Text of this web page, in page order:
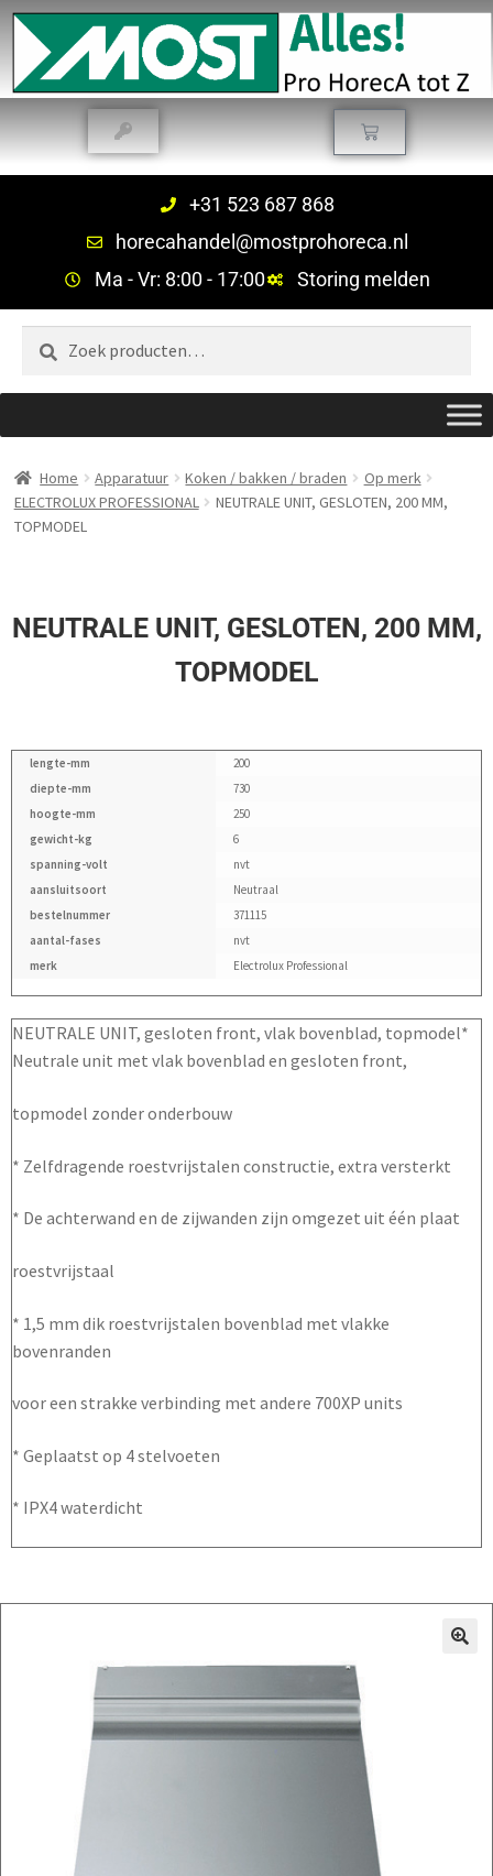
+31 523 687 868
horecahandel@mostprohoreca.nl
Ma - Vr: 8:00 - 17:00
Storing melden
Zoeken
Home Apparatuur Koken / bakken / braden
Op merk
ELECTROLUX PROFESSIONAL
NEUTRALE UNIT, GESLOTEN, 200 MM,
TOPMODEL
NEUTRALE UNIT, GESLOTEN, 200 MM,
TOPMODEL
lengte-mm
200
diepte-mm
730
hoogte-mm
250
gewicht-kg
6
spanning-volt
nvt
aansluitsoort
Neutraal
bestelnummer
371115
aantal-fases
nvt
merk
Electrolux Professional
NEUTRALE UNIT, gesloten front, vlak bovenblad, topmodel*
Neutrale unit met vlak bovenblad en gesloten front,
topmodel zonder onderbouw
* Zelfdragende roestvrijstalen constructie, extra versterkt
* De achterwand en de zijwanden zijn omgezet uit één plaat
roestvrijstaal
* 1,5 mm dik roestvrijstalen bovenblad met vlakke
bovenranden
voor een strakke verbinding met andere 700XP units
* Geplaatst op 4 stelvoeten
* IPX4 waterdicht